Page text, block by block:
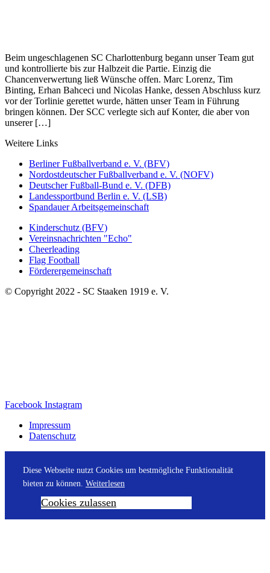
Beim ungeschlagenen SC Charlottenburg begann unser Team gut
und kontrollierte bis zur Halbzeit die Partie. Einzig die
Chancenverwertung ließ Wünsche offen. Marc Lorenz, Tim
Binting, Erhan Bahceci und Nicolas Hanke, dessen Abschluss kurz
vor der Torlinie gerettet wurde, hätten unser Team in Führung
bringen können. Der SCC verlegte sich auf Konter, die aber von
unserer […]
Weitere Links
Berliner Fußballverband e. V. (BFV)
Nordostdeutscher Fußballverband e. V. (NOFV)
Deutscher Fußball-Bund e. V. (DFB)
Landessportbund Berlin e. V. (LSB)
Spandauer Arbeitsgemeinschaft
Kinderschutz (BFV)
Vereinsnachrichten "Echo"
Cheerleading
Flag Football
Förderergemeinschaft
© Copyright 2022 - SC Staaken 1919 e. V.
Facebook Instagram
Impressum
Datenschutz
Diese Webseite nutzt Cookies um bestmögliche Funktionalität
bieten zu können. Weiterlesen
Cookies zulassen